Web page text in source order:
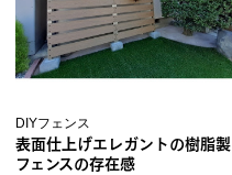
DIYフェンス
表面仕上げエレガントの樹脂製
フェンスの存在感